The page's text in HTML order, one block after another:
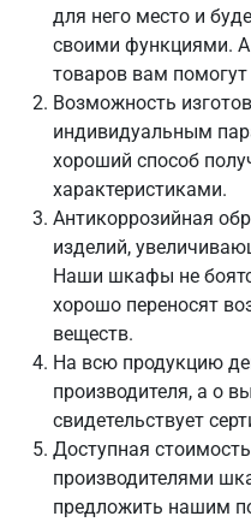
для него место и
своими функциями. А
товаров вам
Возможность
индивидуальным
хороший способ
характеристиками.
Антикоррозийная
изделий,
Наши шкафы не
хорошо переносят
веществ.
На всю продукцию
производителя, а о
свидетельствует
Доступная
производителями
предложить нашим